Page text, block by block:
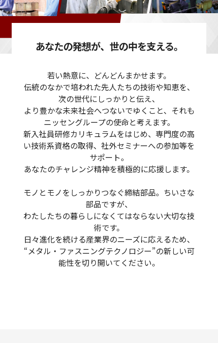
あなたの発想が、世の中を支える。
若い熱意に、どんどんまかせます。
伝統のなかで培われた先人たちの技術や知恵を、
次の世代にしっかりと伝え、
より豊かな未来社会へつないでゆくこと、それも
ニッセングループの使命と考えます。
新入社員研修カリキュラムをはじめ、専門度の高
い技術系資格の取得、社外セミナーへの参加等を
サポート。
あなたのチャレンジ精神を積極的に応援します。
モノとモノをしっかりつなぐ締結部品。ちいさな
部品ですが、
わたしたちの暮らしになくてはならない大切な技
術です。
日々進化を続ける産業界のニーズに応えるため、
“メタル・ファスニングテクノロジー”の新しい可
能性を切り開いてください。